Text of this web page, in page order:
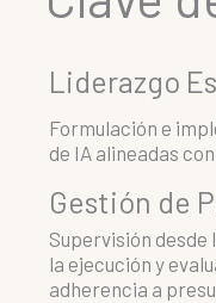
Liderazgo
Formulación e
de IA alineadas
Gestión de
Supervisión
la ejecución y
adherencia a